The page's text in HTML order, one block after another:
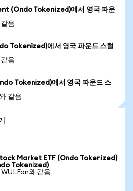
(Ondo Tokenized)에서 영국 파운
같음
Tokenized)에서 영국 파운드 스털
음
Tokenized)에서 영국 파운드 스
같음
Market ETF (Ondo Tokenized)
Tokenized)
와 같음